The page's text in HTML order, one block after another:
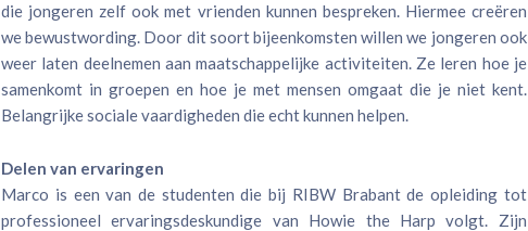
die jongeren zelf ook met vrienden kunnen bespreken. Hiermee creëren
we bewustwording. Door dit soort bijeenkomsten willen we jongeren ook
weer laten deelnemen aan maatschappelijke activiteiten. Ze leren hoe je
samenkomt in groepen en hoe je met mensen omgaat die je niet kent.
Belangrijke sociale vaardigheden die echt kunnen helpen.
Delen van ervaringen
Marco is een van de studenten die bij RIBW Brabant de opleiding tot
professioneel ervaringsdeskundige van Howie the Harp volgt. Zijn